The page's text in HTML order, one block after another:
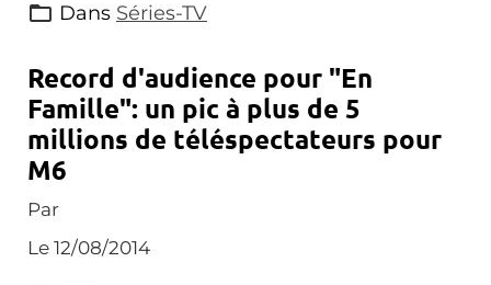
Dans Séries-TV
Record d'audience pour "En
Famille": un pic à plus de 5
millions de téléspectateurs pour
M6
Par
Le 12/08/2014